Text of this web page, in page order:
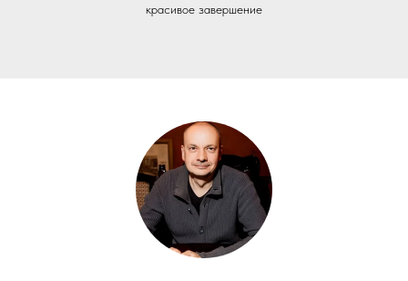
красивое завершение